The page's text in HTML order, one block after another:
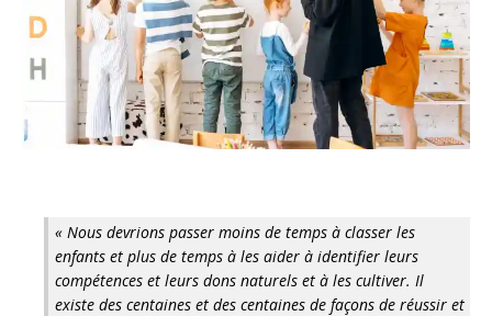
« Nous devrions passer moins de temps à classer les
enfants et plus de temps à les aider à identifier leurs
compétences et leurs dons naturels et à les cultiver. Il
existe des centaines et des centaines de façons de réussir et